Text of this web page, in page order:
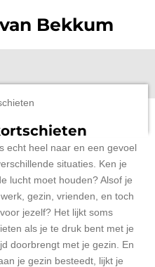
Bekkum
echt heel naar en een gevoel
situaties. Ken je
lucht moet houden? Alsof je
gezin, vrienden, en toch
jezelf? Het lijkt soms
als je te druk bent met je
doorbrengt met je gezin. En
je gezin besteedt, lijkt je